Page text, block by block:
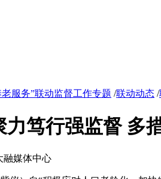
服务”联动监督工作专题 /联动动态 /
笃行强监督 多
媒体中心